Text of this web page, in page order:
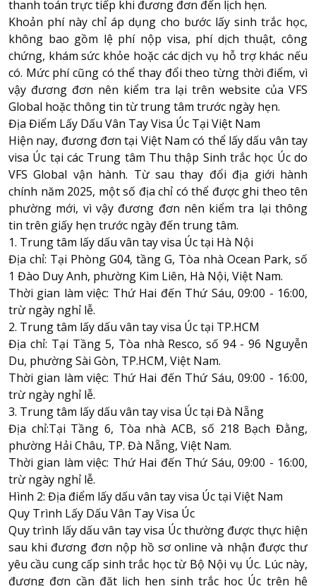
thanh toán trực tiếp khi đương đơn đến lịch hẹn.
Khoản phí này chỉ áp dụng cho bước lấy sinh trắc học,
không bao gồm lệ phí nộp visa, phí dịch thuật, công
chứng, khám sức khỏe hoặc các dịch vụ hỗ trợ khác nếu
có. Mức phí cũng có thể thay đổi theo từng thời điểm, vì
vậy đương đơn nên kiểm tra lại trên website của VFS
Global hoặc thông tin từ trung tâm trước ngày hẹn.
Địa Điểm Lấy Dấu Vân Tay Visa Úc Tại Việt Nam
Hiện nay, đương đơn tại Việt Nam có thể lấy dấu vân tay
visa Úc tại các Trung tâm Thu thập Sinh trắc học Úc do
VFS Global vận hành. Từ sau thay đổi địa giới hành
chính năm 2025, một số địa chỉ có thể được ghi theo tên
phường mới, vì vậy đương đơn nên kiểm tra lại thông
tin trên giấy hẹn trước ngày đến trung tâm.
1. Trung tâm lấy dấu vân tay visa Úc tại Hà Nội
Địa chỉ: Tại Phòng G04, tầng G, Tòa nhà Ocean Park, số
1 Đào Duy Anh, phường Kim Liên, Hà Nội, Việt Nam.
Thời gian làm việc: Thứ Hai đến Thứ Sáu, 09:00 - 16:00,
trừ ngày nghỉ lễ.
2. Trung tâm lấy dấu vân tay visa Úc tại TP.HCM
Địa chỉ: Tại Tầng 5, Tòa nhà Resco, số 94 - 96 Nguyễn
Du, phường Sài Gòn, TP.HCM, Việt Nam.
Thời gian làm việc: Thứ Hai đến Thứ Sáu, 09:00 - 16:00,
trừ ngày nghỉ lễ.
3. Trung tâm lấy dấu vân tay visa Úc tại Đà Nẵng
Địa chỉ:Tại Tầng 6, Tòa nhà ACB, số 218 Bạch Đằng,
phường Hải Châu, TP. Đà Nẵng, Việt Nam.
Thời gian làm việc: Thứ Hai đến Thứ Sáu, 09:00 - 16:00,
trừ ngày nghỉ lễ.
Hình 2: Địa điểm lấy dấu vân tay visa Úc tại Việt Nam
Quy Trình Lấy Dấu Vân Tay Visa Úc
Quy trình lấy dấu vân tay visa Úc thường được thực hiện
sau khi đương đơn nộp hồ sơ online và nhận được thư
yêu cầu cung cấp sinh trắc học từ Bộ Nội vụ Úc. Lúc này,
đương đơn cần đặt lịch hẹn sinh trắc học Úc trên hệ